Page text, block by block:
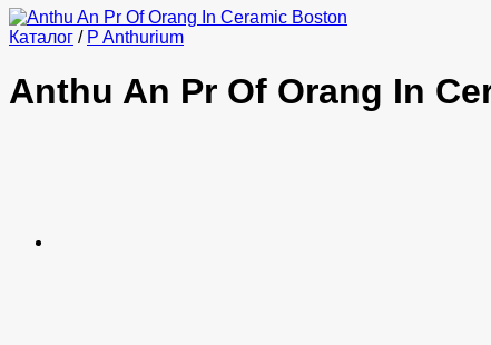
Каталог / P Anthurium
Anthu An Pr Of Orang In